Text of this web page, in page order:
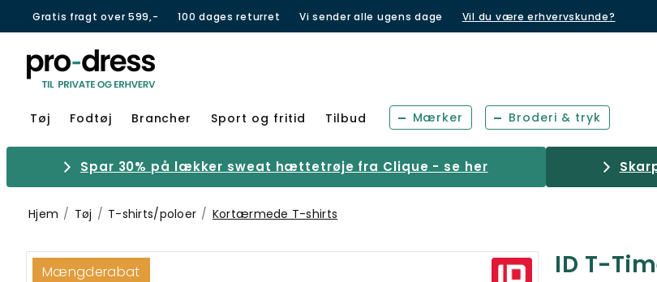
Gratis fragt over 599,- 100 dages returret Vi sender alle ugens dage Vil du være erhvervskunde?
Tøj Fodtøj Brancher Sport og fritid Tilbud Mærker Broderi & tryk
Spar 30% på lækker sweat hættetrøje fra Clique - se her
Hjem Tøj T-shirts/poloer Kortærmede T-shirts
Mængderabat ID T-